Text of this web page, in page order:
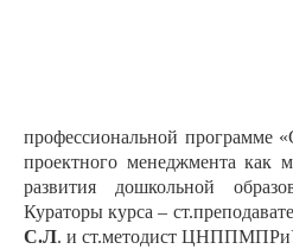
профессиональной программе
проектного менеджмента как
развития дошкольной
Кураторы курса –
С.Л. и ст.методист